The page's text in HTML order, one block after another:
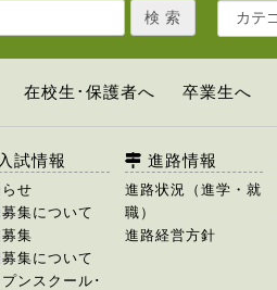
在校生･保護者へ 卒業生へ
入試情報
せ
集について
集
集について
ンスクール･
進路情報
進路状況（進学・就
職）
進路経営方針